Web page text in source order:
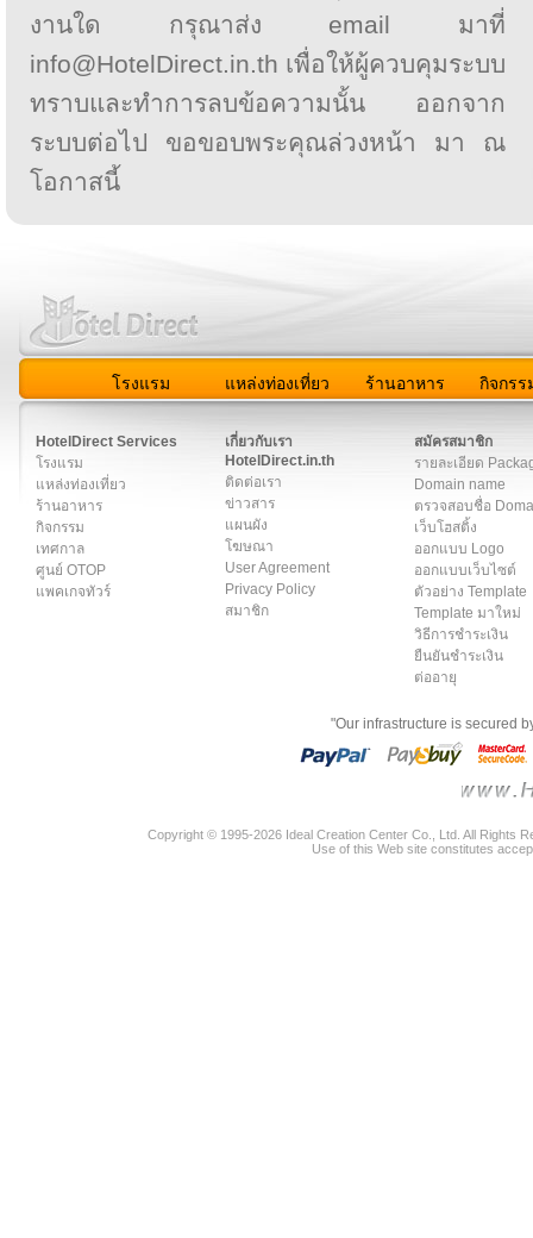
งานใด กรุณาส่ง email มาที่
info@HotelDirect.in.th เพื่อให้ผู้ควบคุมระบบ
ทราบและทำการลบข้อความนั้น ออกจาก
ระบบต่อไป ขอขอบพระคุณล่วงหน้า มา ณ
โอกาสนี้
โรงแรม แหล่งท่องเที่ยว ร้านอาหาร กิจกรร
HotelDirect Services
โรงแรม
แหล่งท่องเที่ยว
ร้านอาหาร
กิจกรรม
เทศกาล
ศูนย์ OTOP
แพคเกจทัวร์
เกี่ยวกับเรา
HotelDirect.in.th
ติดต่อเรา
ข่าวสาร
แผนผัง
โฆษณา
User Agreement
Privacy Policy
สมาชิก
สมัครสมาชิก
รายละเอียด
Domain name
ตรวจสอบชื่อ
เว็บโฮสติ้ง
ออกแบบ Logo
ออกแบบเว็บไซต์
ตัวอย่าง Template
Template มาใหม่
วิธีการชำระเงิน
ยืนยันชำระเงิน
ต่ออายุ
"Our infrastructure is secured
Copyright © 1995-2026 Ideal Creation Center Co., Ltd. All Rights
Use of this Web site constitutes